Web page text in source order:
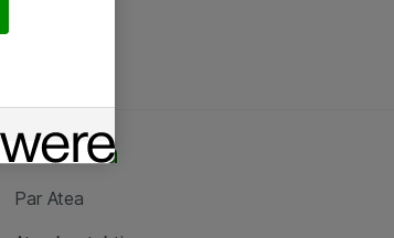
Par Atea
Par Atea